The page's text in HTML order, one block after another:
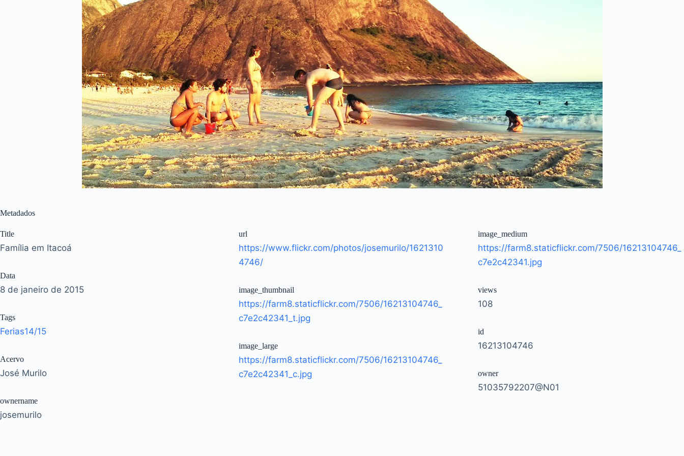
Metadados
Title
Família em Itacoá
Data
8 de janeiro de 2015
Tags
Ferias14/15
Acervo
José Murilo
ownername
josemurilo
url
https://www.flickr.com/photos/josemurilo/1621310
4746/
image_thumbnail
https://farm8.staticflickr.com/7506/16213104746_
c7e2c42341_t.jpg
image_large
https://farm8.staticflickr.com/7506/16213104746_
c7e2c42341_c.jpg
image_medium
https://farm8.staticflickr.com/7506/16213104746_
c7e2c42341.jpg
views
108
id
16213104746
owner
51035792207@N01